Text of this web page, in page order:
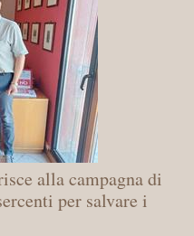
alla campagna di
per salvare i